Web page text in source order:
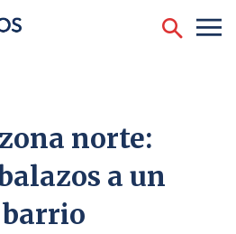
norte:
a un